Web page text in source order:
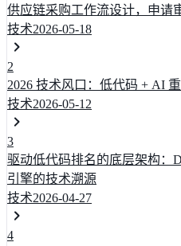
供应链采购工作流设计，申请
技术2026-05-18
2
2026 技术风口：低代码 + AI
技术2026-05-12
3
驱动低代码排名的底层架构：
引擎的技术溯源
技术2026-04-27
4